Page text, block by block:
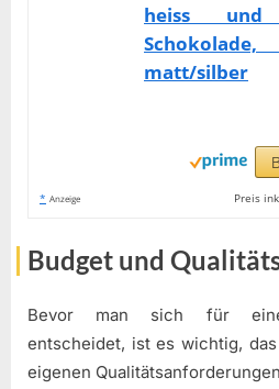
heiss
matt/silber
* Anzeige Preis
Budget und
Bevor man sich für
entscheidet, ist es wichtig,
eigenen